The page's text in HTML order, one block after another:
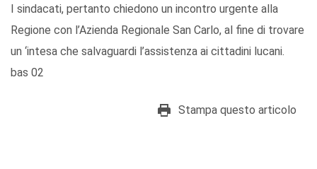
I sindacati, pertanto chiedono un incontro urgente alla
Regione con l’Azienda Regionale San Carlo, al fine di trovare
un ‘intesa che salvaguardi l’assistenza ai cittadini lucani.
bas 02
Stampa questo articolo